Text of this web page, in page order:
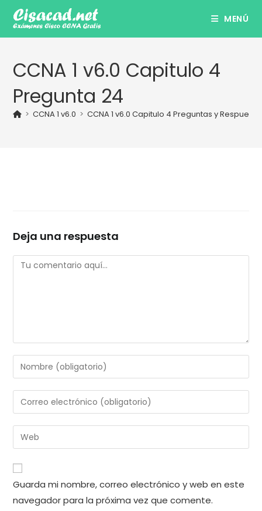
contenido
MENÚ
CCNA 1 v6.0 Capitulo 4
Pregunta 24
> CCNA 1 v6.0 > CCNA 1 v6.0 Capitulo 4 Preguntas y
Deja una respuesta
Comentario
Introduce
tu
nombre
de
usuario
para
comentar
Introduce
tu
dirección
de
electrónico
para
comentar
Introduce
la
URL
de
tu
web
Guarda mi nombre, correo electrónico y web en este
navegador para la próxima vez que comente.